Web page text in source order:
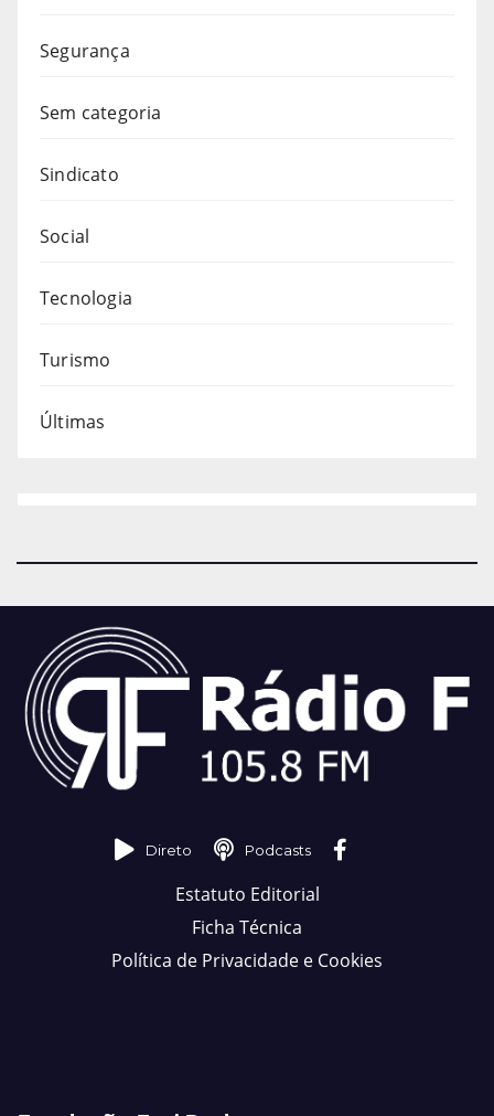
Segurança
Sem categoria
Sindicato
Social
Tecnologia
Turismo
Últimas
Direto Podcasts
Estatuto Editorial
Ficha Técnica
Política de Privacidade e Cookies